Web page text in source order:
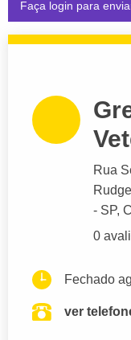
Faça login para
Rua
- SP,
0
Fechado
ver